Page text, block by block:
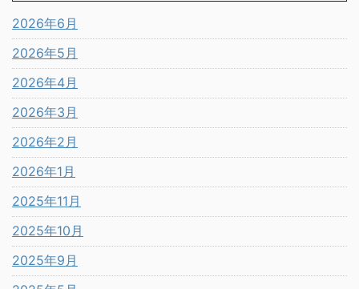
2026年6月
2026年5月
2026年4月
2026年3月
2026年2月
2026年1月
2025年11月
2025年10月
2025年9月